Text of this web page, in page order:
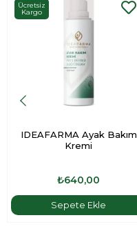
IDEAFARMA Ayak Bakım
Kremi
₺640,00
Sepete Ekle
Ücretsiz
Kargo